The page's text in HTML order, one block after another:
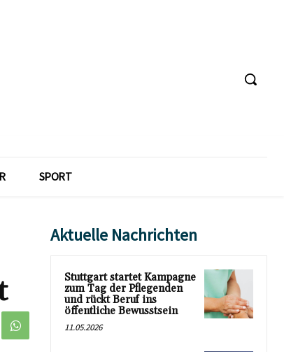
SPORT
Aktuelle Nachrichten
Stuttgart startet Kampagne
zum Tag der Pflegenden
und rückt Beruf ins
öffentliche Bewusstsein
11.05.2026